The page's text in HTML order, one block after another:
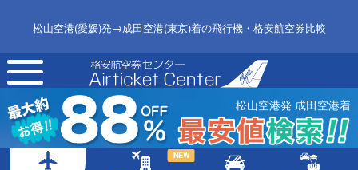
松山空港(愛媛)発→成田空港(東京)着の飛行機・格安航空券比較
toggle
navigation
松山空港発 成田空港着
NEW